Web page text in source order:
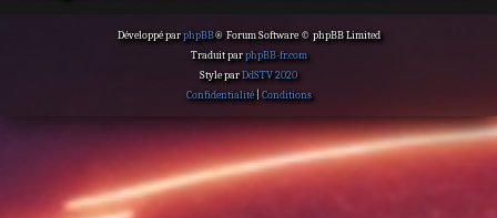
Développé parphpBB® Forum Software © phpBB Limited
Traduit parphpBB-fr.com
Style parDdSTV 2020
Confidentialité| Conditions